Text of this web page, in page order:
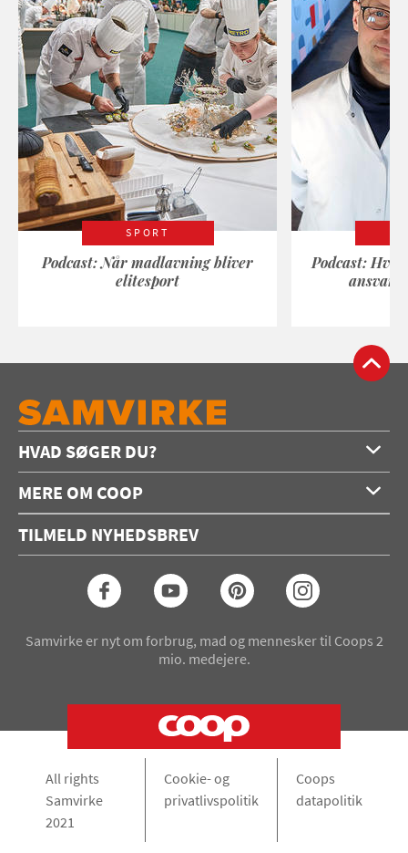
SPORT
Podcast: Når madlavning bliver
elitesport
Podcast:
HVAD SØGER DU?
Forside
Opskrifter
Konkurrencer
MERE OM COOP
Annoncering
Coop medlem
TILMELD NYHEDSBREV
Samvirke er nyt om forbrug, mad og mennesker til Coops 2
mio. medejere.
All rights
Samvirke
2021
Cookie- og
privatlivspolitik
Coops
datapolitik